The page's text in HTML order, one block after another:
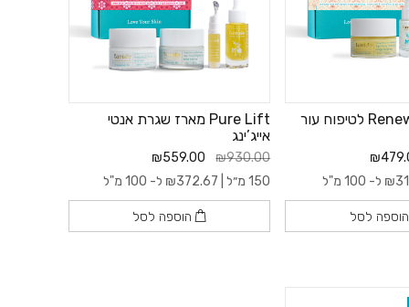
Renew & Hydrate לטיפוח עור
₪ ל- 100 מ"ל
לסל
Pure Lift מארז שגרת אנטי
אייג’ינג
₪930.00
₪559.00
150 מ״ל |
₪372.67 ל- 100 מ"ל
הוספה לסל